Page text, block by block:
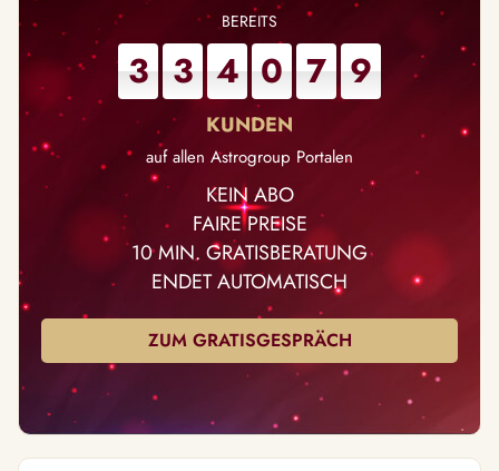
3 3 4 0 7 9
auf allen Astrogroup Portalen
KEIN ABO
FAIRE PREISE
10 MIN. GRATISBERATUNG
ENDET AUTOMATISCH
ZUM GRATISGESPRÄCH